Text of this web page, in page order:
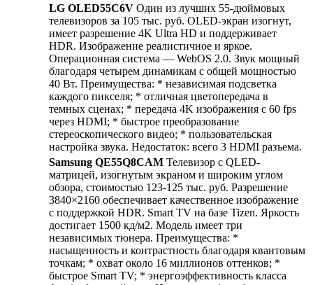
LG OLED55C6V Один из лучших 55-дюймовых
телевизоров за 105 тыс. руб. OLED-экран изогнут,
имеет разрешение 4K Ultra HD и поддерживает
HDR. Изображение реалистичное и яркое.
Операционная система — WebOS 2.0. Звук мощный
благодаря четырем динамикам с общей мощностью
40 Вт. Преимущества: * независимая подсветка
каждого пикселя; * отличная цветопередача в
темных сценах; * передача 4K изображения с 60 fps
через HDMI; * быстрое преобразование
стереоскопического видео; * пользовательская
настройка звука. Недостаток: всего 3 HDMI разъема.
Samsung QE55Q8CAM Телевизор с QLED-
матрицей, изогнутым экраном и широким углом
обзора, стоимостью 123-125 тыс. руб. Разрешение
3840×2160 обеспечивает качественное изображение
с поддержкой HDR. Smart TV на базе Tizen. Яркость
достигает 1500 кд/м2. Модель имеет три
независимых тюнера. Преимущества: *
насыщенность и контрастность благодаря квантовым
точкам; * охват около 16 миллионов оттенков; *
быстрое Smart TV; * энергоэффективность класса